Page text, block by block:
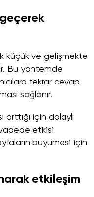
küçük ve gelişmekte
Bu yöntemde
tekrar cevap
sağlanır.
arttığı için dolaylı
etkisi
büyümesi için
etkileşim